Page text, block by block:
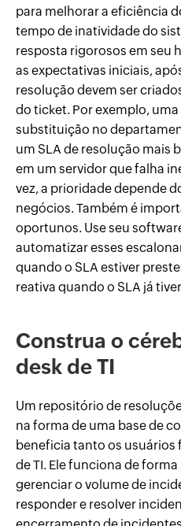
para melhorar a eficiência
tempo de inatividade do
resposta rigorosos em seu
as expectativas iniciais,
resolução devem ser
do ticket. Por exemplo,
substituição no
um SLA de resolução mais
em um servidor que falha
vez, a prioridade depende
negócios. Também é
oportunos. Use seu
automatizar esses
quando o SLA estiver
reativa quando o SLA já
Construa o
desk de TI
Um repositório de
na forma de uma base de
beneficia tanto os
de TI. Ele funciona de
gerenciar o volume de
responder e resolver